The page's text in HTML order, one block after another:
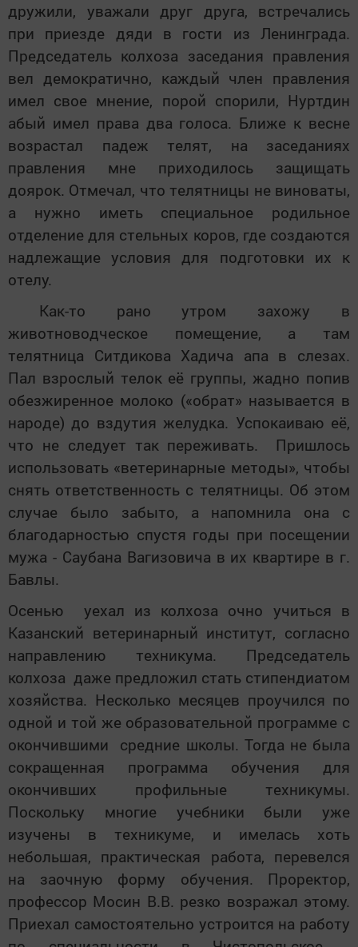
дружили, уважали друг друга, встречались
при приезде дяди в гости из Ленинграда.
Председатель колхоза заседания правления
вел демократично, каждый член правления
имел свое мнение, порой спорили, Нуртдин
абый имел права два голоса. Ближе к весне
возрастал падеж телят, на заседаниях
правления мне приходилось защищать
доярок. Отмечал, что телятницы не виноваты,
а нужно иметь специальное родильное
отделение для стельных коров, где создаются
надлежащие условия для подготовки их к
отелу.
Как-то рано утром захожу в
животноводческое помещение, а там
телятница Ситдикова Хадича апа в слезах.
Пал взрослый телок её группы, жадно попив
обезжиренное молоко («обрат» называется в
народе) до вздутия желудка. Успокаиваю её,
что не следует так переживать. Пришлось
использовать «ветеринарные методы», чтобы
снять ответственность с телятницы. Об этом
случае было забыто, а напомнила она с
благодарностью спустя годы при посещении
мужа - Саубана Вагизовича в их квартире в г.
Бавлы.
Осенью уехал из колхоза очно учиться в
Казанский ветеринарный институт, согласно
направлению техникума. Председатель
колхоза даже предложил стать стипендиатом
хозяйства. Несколько месяцев проучился по
одной и той же образовательной программе с
окончившими средние школы. Тогда не была
сокращенная программа обучения для
окончивших профильные техникумы.
Поскольку многие учебники были уже
изучены в техникуме, и имелась хоть
небольшая, практическая работа, перевелся
на заочную форму обучения. Проректор,
профессор Мосин В.В. резко возражал этому.
Приехал самостоятельно устроится на работу